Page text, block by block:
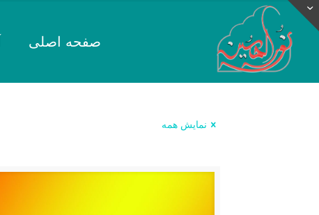
صفحه اصلی
نمایش همه